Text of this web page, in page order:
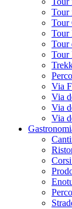
Tour
Tour
Tour
Tour
Tour
Via
Via
Via
Via